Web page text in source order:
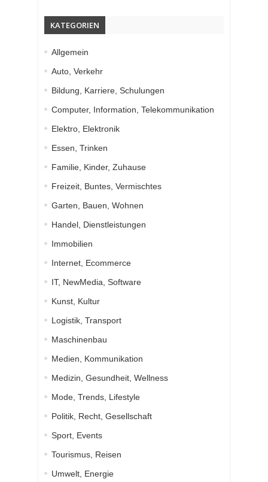
KATEGORIEN
Allgemein
Auto, Verkehr
Bildung, Karriere, Schulungen
Computer, Information, Telekommunikation
Elektro, Elektronik
Essen, Trinken
Familie, Kinder, Zuhause
Freizeit, Buntes, Vermischtes
Garten, Bauen, Wohnen
Handel, Dienstleistungen
Immobilien
Internet, Ecommerce
IT, NewMedia, Software
Kunst, Kultur
Logistik, Transport
Maschinenbau
Medien, Kommunikation
Medizin, Gesundheit, Wellness
Mode, Trends, Lifestyle
Politik, Recht, Gesellschaft
Sport, Events
Tourismus, Reisen
Umwelt, Energie